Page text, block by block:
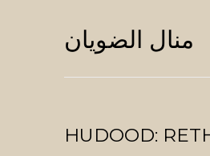
منال الضويان
HUDOOD: